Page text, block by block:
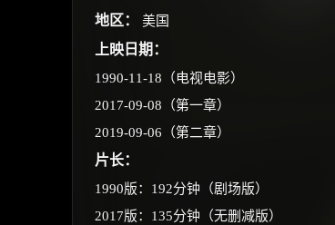
地区： 美国
上映日期：
1990-11-18（电视电影）
2017-09-08（第一章）
2019-09-06（第二章）
片长：
1990版：192分钟（剧场版）
2017版：135分钟（无删减版）